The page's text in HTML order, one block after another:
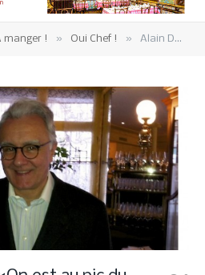
manger ! » Oui Chef ! » Alain Ducasse : «On est au pic du pire, ça ne peut que s’améliorer.»